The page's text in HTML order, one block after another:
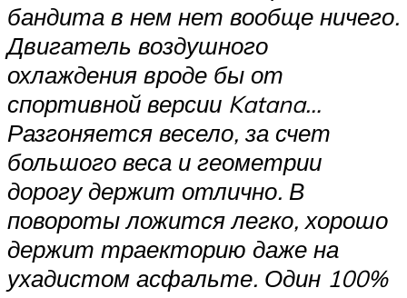
бандита в нем нет вообще ничего.
Двигатель воздушного
охлаждения вроде бы от
спортивной версии Katana…
Разгоняется весело, за счет
большого веса и геометрии
дорогу держит отлично. В
повороты ложится легко, хорошо
держит траекторию даже на
ухадистом асфальте. Один 100%